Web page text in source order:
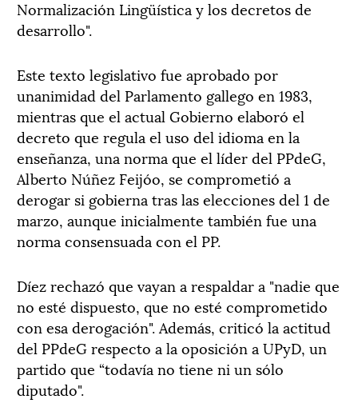
Normalización Lingüística y los decretos de
desarrollo".
Este texto legislativo fue aprobado por
unanimidad del Parlamento gallego en 1983,
mientras que el actual Gobierno elaboró el
decreto que regula el uso del idioma en la
enseñanza, una norma que el líder del PPdeG,
Alberto Núñez Feijóo, se comprometió a
derogar si gobierna tras las elecciones del 1 de
marzo, aunque inicialmente también fue una
norma consensuada con el PP.
Díez rechazó que vayan a respaldar a "nadie que
no esté dispuesto, que no esté comprometido
con esa derogación". Además, criticó la actitud
del PPdeG respecto a la oposición a UPyD, un
partido que “todavía no tiene ni un sólo
diputado".